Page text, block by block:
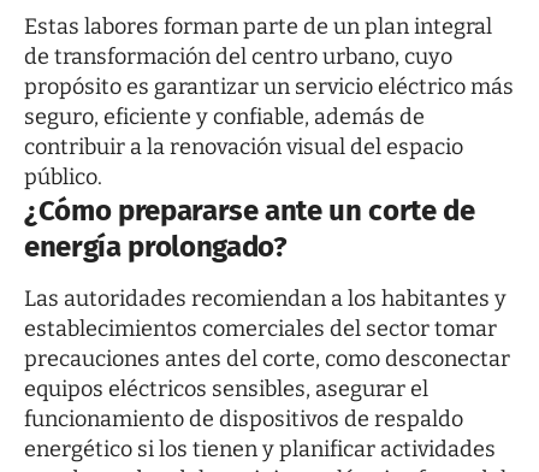
Estas labores forman parte de un plan integral
de transformación del centro urbano, cuyo
propósito es garantizar un servicio eléctrico más
seguro, eficiente y confiable, además de
contribuir a la renovación visual del espacio
público.
¿Cómo prepararse ante un corte de
energía prolongado?
Las autoridades recomiendan a los habitantes y
establecimientos comerciales del sector tomar
precauciones antes del corte, como desconectar
equipos eléctricos sensibles, asegurar el
funcionamiento de dispositivos de respaldo
energético si los tienen y planificar actividades